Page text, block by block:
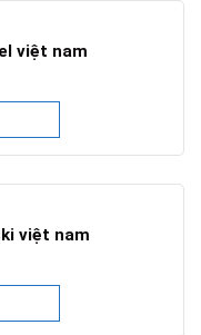
việt nam
việt nam